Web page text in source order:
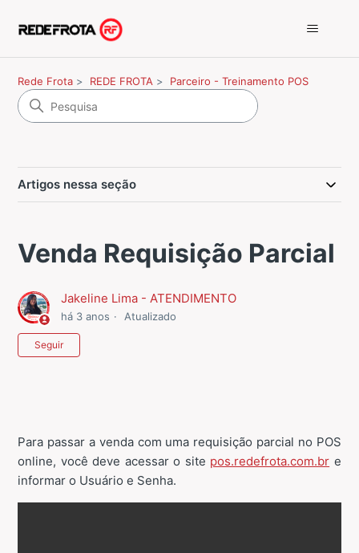
Rede Frota REDE FROTA Parceiro - Treinamento POS
Artigos nessa seção
Venda Requisição Parcial
Jakeline Lima - ATENDIMENTO
há 3 anos Atualizado
Seguir
Para passar a venda com uma requisição parcial no POS
online, você deve acessar o site pos.redefrota.com.br e
informar o Usuário e Senha.